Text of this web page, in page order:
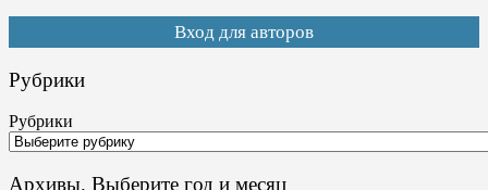
Вход для авторов
Рубрики
Рубрики
Архивы. Выберите год и месяц